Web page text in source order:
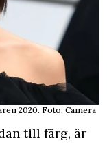
2020. Foto: Camera
till färg, är